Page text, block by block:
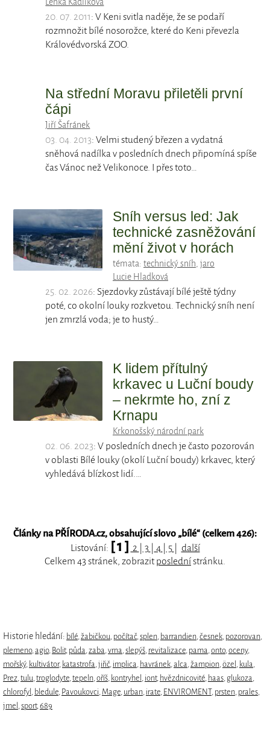
Lenka Kadlíková
20. 07. 2011: V Keni svitla naděje, že se podaří
rozmnožit bílé nosorožce, které do Keni převezla
Královédvorská ZOO.
Na střední Moravu přiletěli první
čápi
Jiří Šafránek
03. 04. 2013: Velmi studený březen a vydatná
sněhová nadílka v posledních dnech připomíná spíše
čas Vánoc než Velikonoce. I přes toto…
Sníh versus led: Jak
technické zasněžování
mění život v horách
témata: technický sníh, jaro
Lucie Hladková
25. 02. 2026: Sjezdovky zůstávají bílé ještě týdny
poté, co okolní louky rozkvetou. Technický sníh není
jen zmrzlá voda; je to hustý…
K lidem přítulný
krkavec u Luční boudy
– nekrmte ho, zní z
Krnapu
Krkonošský národní park
02. 06. 2023: V posledních dnech je často pozorován
v oblasti Bílé louky (okolí Luční boudy) krkavec, který
vyhledává blízkost lidí.…
Články na PŘÍRODA.cz, obsahující slovo „bílé“ (celkem 426):
Listování: [ 1 ] 2 3 4 5
další
Celkem 43 stránek, zobrazitposlednístránku.
Historie hledání: bílé,žabičkou, počítač,splen, barrandien,česnek, pozorovan,
plemeno,agio, Bolit, půda,zaba,vrna,slepýš, revitalizace, pama,onto,oceny,
mořský, kultivátor, katastrofa,jiřič, implica, havránek,alca,žampion,özel , kula,
Prez,tulu,troglodyte,tepeln,oříš, kontryhel , iont, hvězdnicovité, haas, glukoza,
chlorofyl , bledule, Pavoukovci, Mage, urban, irate, ENVIROMENT, prsten, prales,
jmel ,sport,689